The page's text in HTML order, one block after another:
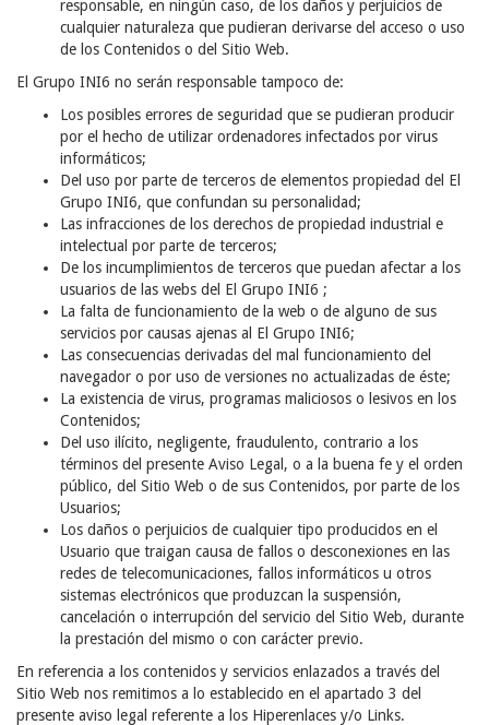
responsable, en ningún caso, de los daños y perjuicios de
cualquier naturaleza que pudieran derivarse del acceso o uso
de los Contenidos o del Sitio Web.
El Grupo INI6 no serán responsable tampoco de:
Los posibles errores de seguridad que se pudieran producir
por el hecho de utilizar ordenadores infectados por virus
informáticos;
Del uso por parte de terceros de elementos propiedad del El
Grupo INI6, que confundan su personalidad;
Las infracciones de los derechos de propiedad industrial e
intelectual por parte de terceros;
De los incumplimientos de terceros que puedan afectar a los
usuarios de las webs del El Grupo INI6 ;
La falta de funcionamiento de la web o de alguno de sus
servicios por causas ajenas al El Grupo INI6;
Las consecuencias derivadas del mal funcionamiento del
navegador o por uso de versiones no actualizadas de éste;
La existencia de virus, programas maliciosos o lesivos en los
Contenidos;
Del uso ilícito, negligente, fraudulento, contrario a los
términos del presente Aviso Legal, o a la buena fe y el orden
público, del Sitio Web o de sus Contenidos, por parte de los
Usuarios;
Los daños o perjuicios de cualquier tipo producidos en el
Usuario que traigan causa de fallos o desconexiones en las
redes de telecomunicaciones, fallos informáticos u otros
sistemas electrónicos que produzcan la suspensión,
cancelación o interrupción del servicio del Sitio Web, durante
la prestación del mismo o con carácter previo.
En referencia a los contenidos y servicios enlazados a través del
Sitio Web nos remitimos a lo establecido en el apartado 3 del
presente aviso legal referente a los Hiperenlaces y/o Links.